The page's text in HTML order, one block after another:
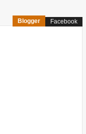
Blogger Facebook